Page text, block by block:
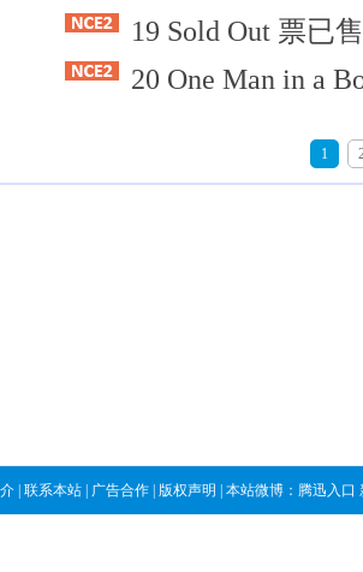
19 Sold Out 票已
20 One Man in a
1
联系本站 广告合作 版权声明 | 本站微博： 腾迅入口